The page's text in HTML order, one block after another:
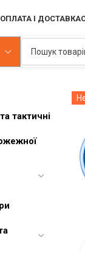
ОПЛАТА І ДОСТАВКА
тактичні